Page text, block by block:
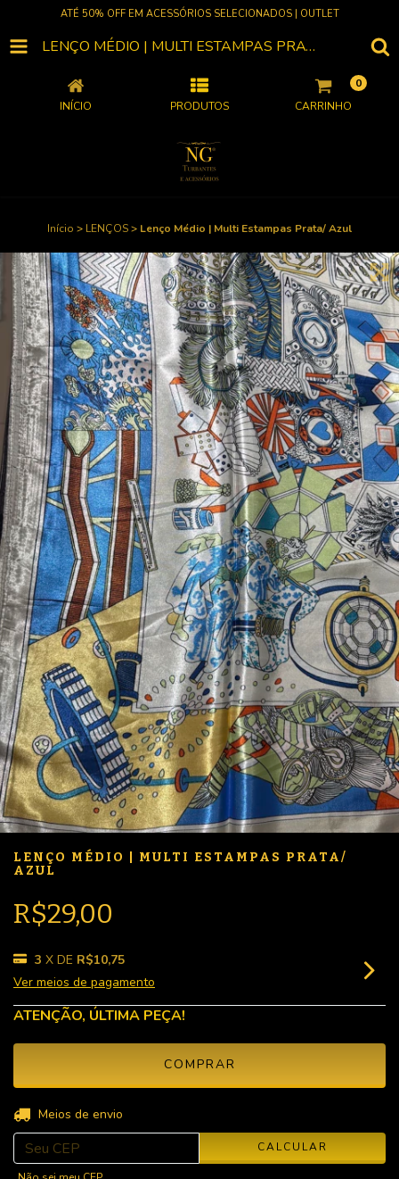
ATÉ 50% OFF EM ACESSÓRIOS SELECIONADOS | OUTLET
LENÇO MÉDIO | MULTI ESTAMPAS PRATA/ AZUL
INÍCIO PRODUTOS CARRINHO
0
Início > LENÇOS> Lenço Médio | Multi Estampas Prata/ Azul
LENÇO MÉDIO | MULTI ESTAMPAS PRATA/
AZUL
R$29,00
3 X DE R$10,75
Ver meios de pagamento
ATENÇÃO, ÚLTIMA PEÇA!
Entregas para o CEP:
Meios de envio
CALCULAR